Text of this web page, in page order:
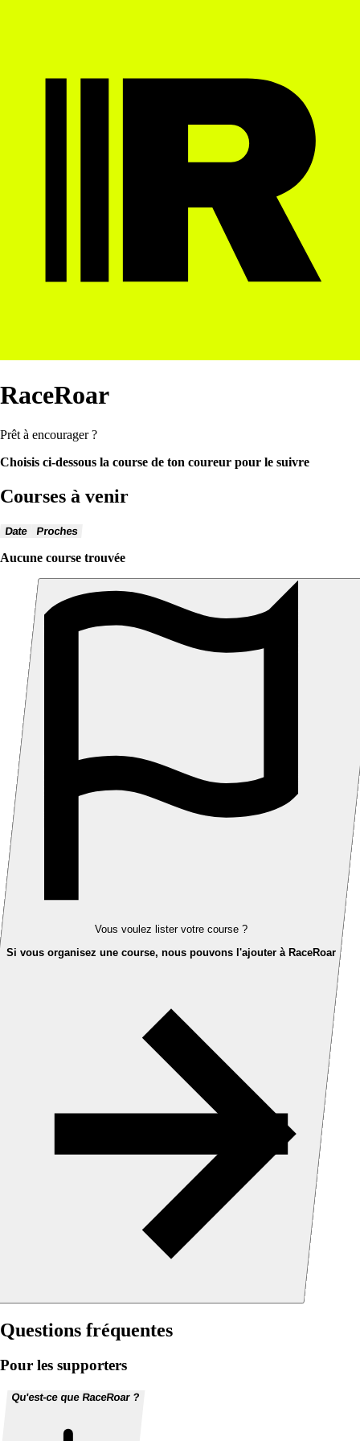
RaceRoar
Prêt à encourager ?
Choisis ci-dessous la course de ton coureur pour le suivre
Courses à venir
Date Proches
Aucune course trouvée
Vous voulez lister votre course ?
Si vous organisez une course, nous pouvons l'ajouter à RaceRoar
Questions fréquentes
Pour les supporters
Qu'est-ce que RaceRoar ?